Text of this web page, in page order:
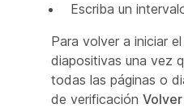
Escriba un
Para volver a iniciar
diapositivas una vez
todas las páginas o
de verificación